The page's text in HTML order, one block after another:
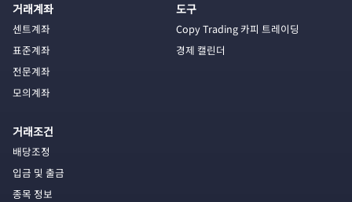
거래계좌
센트계좌
표준계좌
전문계좌
모의계좌
거래조건
배당조정
입금 및 출금
종목 정보
도구
Copy Trading 카피 트레이딩
경제 캘린더